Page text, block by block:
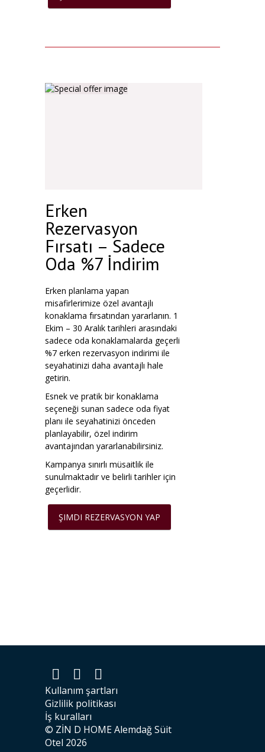
Erken
Rezervasyon
Fırsatı – Sadece
Oda %7 İndirim
Erken planlama yapan
misafirlerimize özel avantajlı
konaklama fırsatından yararlanın. 1
Ekim – 30 Aralık tarihleri arasındaki
sadece oda konaklamalarda geçerli
%7 erken rezervasyon indirimi ile
seyahatinizi daha avantajlı hale
getirin.
Esnek ve pratik bir konaklama
seçeneği sunan sadece oda fiyat
planı ile seyahatinizi önceden
planlayabilir, özel indirim
avantajından yararlanabilirsiniz.
Kampanya sınırlı müsaitlik ile
sunulmaktadır ve belirli tarihler için
geçerlidir.
ŞIMDI REZERVASYON YAP
© ZİN D HOME Alemdağ Süit
Otel 2026
Kullanım şartları
Gizlilik politikası
İş kuralları